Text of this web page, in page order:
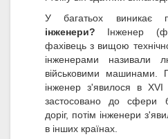
У багатьох виникає
інженери? Інженер
фахівець з вищою
інженерами називали
військовими машинами.
інженер з'явилося в XVI
застосовано до сфери
доріг, потім інженери
в інших країнах.